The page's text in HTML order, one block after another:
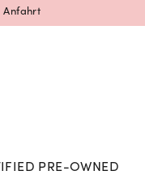
Anfahrt
PRE-OWNED